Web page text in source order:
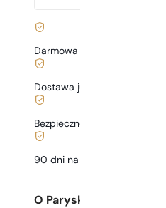
Darmowa dostawa już
Dostawa już
Bezpieczne zakupy i płatności
90 dni na
O Paryskie Perfumy